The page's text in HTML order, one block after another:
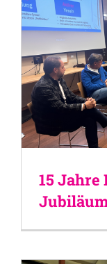
15 Jahre